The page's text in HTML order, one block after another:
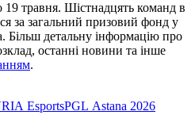
травня. Шістнадцять команд в
за загальний призовий фонд у
Більш детальну інформацію про
останні новини та інше
.
EsportsPGL Astana 2026